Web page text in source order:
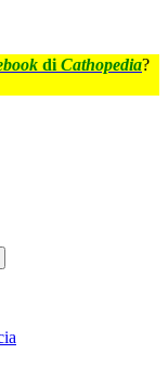
di Cathopedia?